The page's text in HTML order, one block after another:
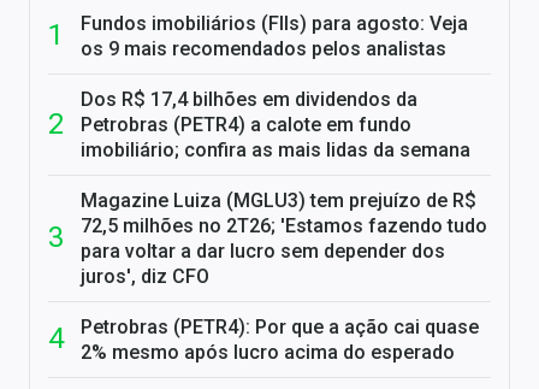
Fundos imobiliários (FIIs) para agosto: Veja
os 9 mais recomendados pelos analistas
Dos R$ 17,4 bilhões em dividendos da
Petrobras (PETR4) a calote em fundo
imobiliário; confira as mais lidas da semana
Magazine Luiza (MGLU3) tem prejuízo de R$
72,5 milhões no 2T26; 'Estamos fazendo tudo
para voltar a dar lucro sem depender dos
juros', diz CFO
Petrobras (PETR4): Por que a ação cai quase
2% mesmo após lucro acima do esperado